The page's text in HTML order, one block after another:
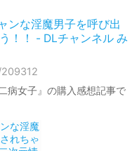
ンな淫魔男子を呼び出
！！ - DLチャンネル み
病女子』の購入感想記事で